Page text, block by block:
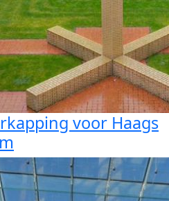
voor Haags